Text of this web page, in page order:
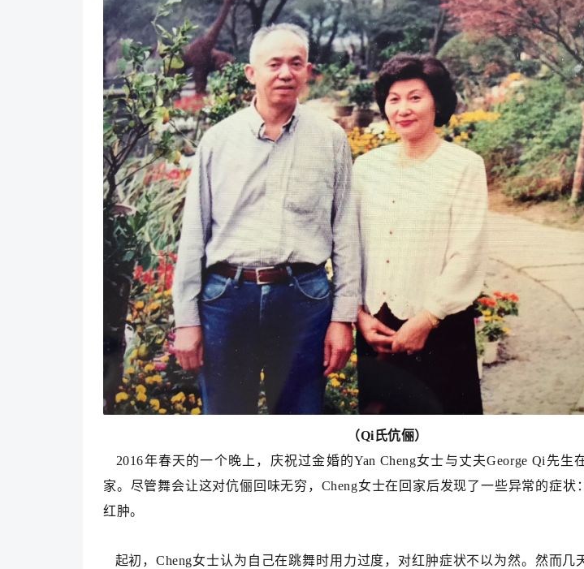
（Qi氏伉俪）
2016年春天的一个晚上，庆祝过金婚的Yan Cheng女士与丈夫George Qi先生
家。尽管舞会让这对伉俪回味无穷，Cheng女士在回家后发现了一些异常的症状
红肿。
起初，Cheng女士认为自己在跳舞时用力过度，对红肿症状不以为然。然而几